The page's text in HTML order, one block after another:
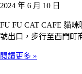
2024 年 6 月 10 日
FU FU CAT CAFE 貓
號出口，步行至西門町
閱讀更多 »